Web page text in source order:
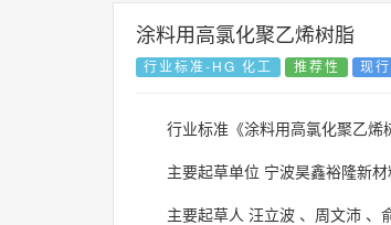
涂料用高氯化聚乙烯树脂
行业标准-HG 化工 推荐性 现行
行业标准《涂料用高氯化聚乙烯
主要起草单位 宁波昊鑫裕隆新
主要起草人 汪立波 、 周文沛 、